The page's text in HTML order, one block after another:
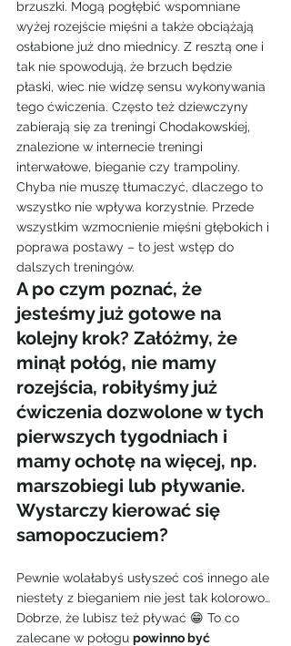
brzuszki. Mogą pogłębić wspomniane
wyżej rozejście mięśni a także obciążają
osłabione już dno miednicy. Z resztą one i
tak nie spowodują, że brzuch będzie
płaski, wiec nie widzę sensu wykonywania
tego ćwiczenia. Często też dziewczyny
zabierają się za treningi Chodakowskiej,
znalezione w internecie treningi
interwałowe, bieganie czy trampoliny.
Chyba nie muszę tłumaczyć, dlaczego to
wszystko nie wpływa korzystnie. Przede
wszystkim wzmocnienie mięśni głębokich i
poprawa postawy – to jest wstęp do
dalszych treningów.
A po czym poznać, że
jesteśmy już gotowe na
kolejny krok? Załóżmy, że
minął połóg, nie mamy
rozejścia, robiłyśmy już
ćwiczenia dozwolone w tych
pierwszych tygodniach i
mamy ochotę na więcej, np.
marszobiegi lub pływanie.
Wystarczy kierować się
samopoczuciem?
Pewnie wolałabyś usłyszeć coś innego ale
niestety z bieganiem nie jest tak kolorowo…
Dobrze, że lubisz też pływać 😁 To co
zalecane w połogu powinno być